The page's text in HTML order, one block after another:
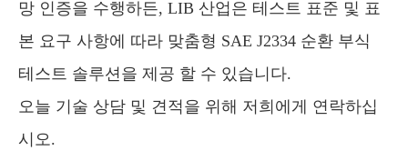
망 인증을 수행하든, LIB 산업은 테스트 표준 및 표
본 요구 사항에 따라 맞춤형 SAE J2334 순환 부식
테스트 솔루션을 제공 할 수 있습니다.
오늘 기술 상담 및 견적을 위해 저희에게 연락하십
시오.